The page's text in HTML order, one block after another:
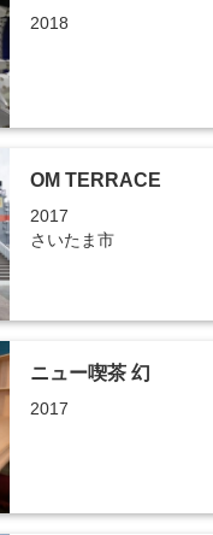
2018
OM TERRACE
2017
さいたま市
ニュー喫茶 幻
2017